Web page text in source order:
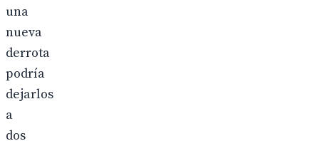
una
nueva
derrota
podría
dejarlos
a
dos